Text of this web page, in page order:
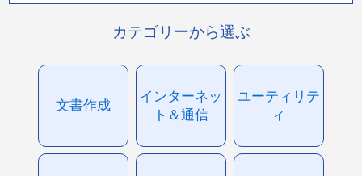
カテゴリーから選ぶ
文書作成
インターネッ
ト＆通信
ユーティリテ
ィ